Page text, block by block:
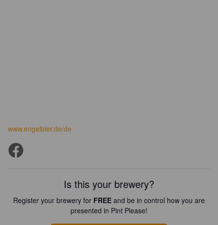
www.engelbier.de/de
Is this your brewery?
Register your brewery for FREE and be in control how you are
presented in Pint Please!